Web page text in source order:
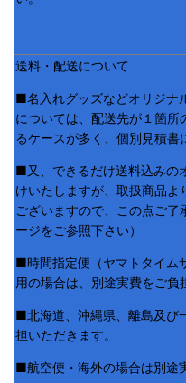
送料・配送について
■名入れグッズなどオリジナ
については、配送先が１箇
るケースが多く、個別見積書
■又、できるだけ送料込みの
けいたしますが、取扱商品よ
ございますので、この点ご
ージをご参照下さい）
■時間指定便（ヤマトタイム
用の場合は、別途実費をご負
■北海道、沖縄県、離島及び
担いただきます。
■航空便・海外の場合は別途